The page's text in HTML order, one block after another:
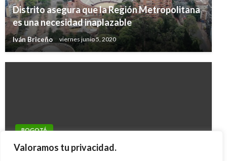
Valoramos tu privacidad.
Distrito asegura que la Región Metropolitana
es una necesidad inaplazable
Iván Briceño viernes junio 5, 2020
BOGOTÁ
Avanzan cierres nocturnos en vías de acceso a